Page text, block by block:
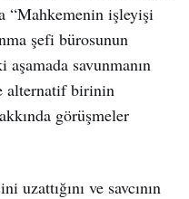
“Mahkemenin işleyişi
şefi bürosunun
savunmanın
alternatif birinin
görüşmeler
uzattığını ve savcının